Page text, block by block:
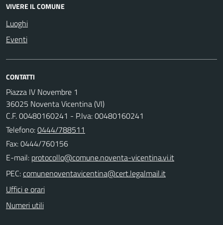
VIVERE IL COMUNE
Luoghi
Eventi
CONTATTI
Piazza IV Novembre 1
36025 Noventa Vicentina (VI)
C.F. 00480160241 - P.Iva: 00480160241
Telefono:0444/788511
Fax: 0444/760156
E-mail:
PEC:
Uffici e orari
Numeri utili